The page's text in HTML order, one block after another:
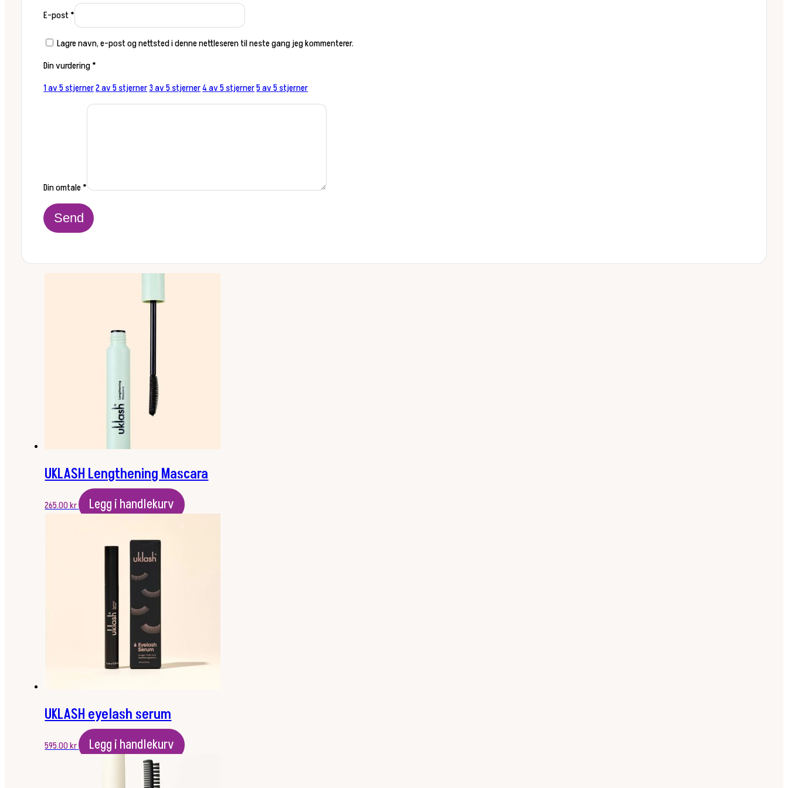
E-post*
Lagre navn, e-post og nettsted i denne nettleseren til neste gang jeg kommenterer.
Din vurdering*
1 av 5 stjerner2 av 5 stjerner3 av 5 stjerner4 av 5 stjerner5 av 5 stjerner
Din omtale*
UKLASH Lengthening Mascara
265.00kr Legg i handlekurv
UKLASH eyelash serum
595.00kr Legg i handlekurv